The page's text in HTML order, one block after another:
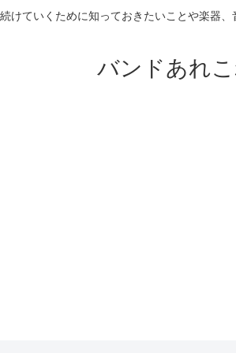
けていくために知っておきたいことや楽器
バンドあれ